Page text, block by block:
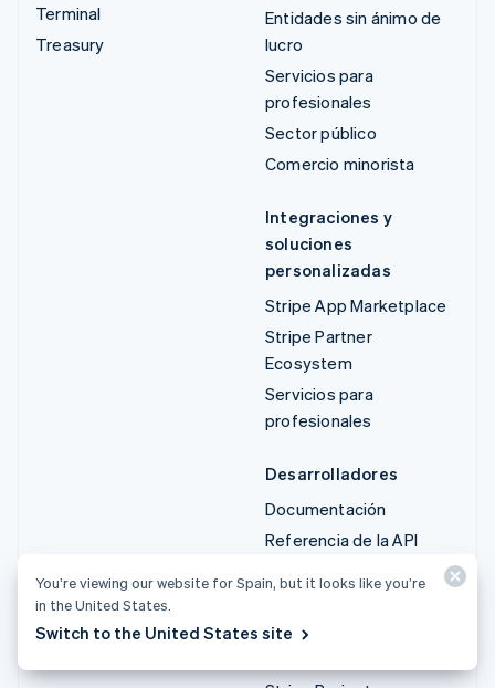
Terminal
Treasury
Entidades sin ánimo de
lucro
Servicios para
profesionales
Sector público
Comercio minorista
Integraciones y
soluciones
personalizadas
Stripe App Marketplace
Stripe Partner
Ecosystem
Servicios para
profesionales
Desarrolladores
Documentación
Referencia de la API
la API
You’re viewing our website for Spain, but it looks like you’re
in the United States.
Switch to the United States site